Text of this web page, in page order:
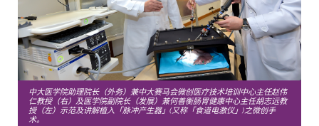
中大医学院助理院长（外务）兼中大赛马会微创医疗技术培训中心主任赵伟
仁教授（右）及医学院副院长（发展）兼何善衡肠胃健康中心主任胡志远教
授（左）示范及讲解植入「脉冲产生器」(又称「食道电激仪」)之微创手
术。